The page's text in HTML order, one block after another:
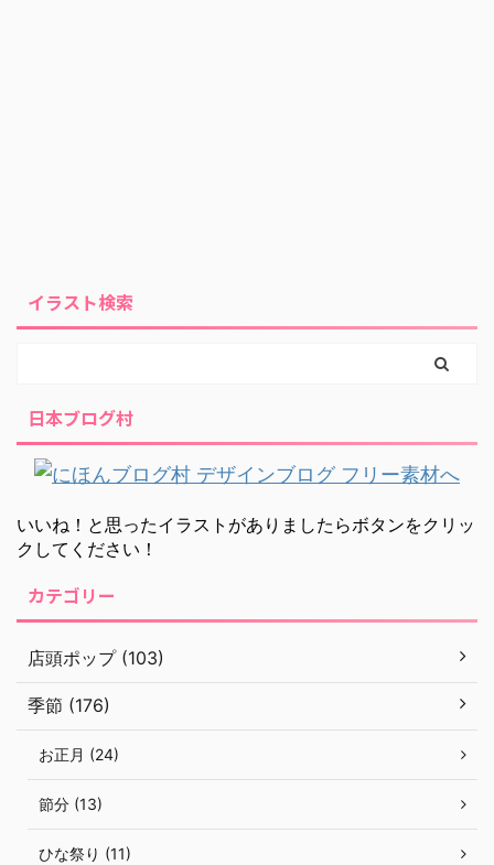
イラスト検索
日本ブログ村
いいね！と思ったイラストがありましたらボタンをクリッ
クしてください！
カテゴリー
店頭ポップ (103)
季節 (176)
お正月 (24)
節分 (13)
ひな祭り (11)